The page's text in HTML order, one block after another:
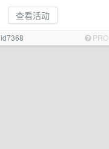
查看活动
id7368 PRO